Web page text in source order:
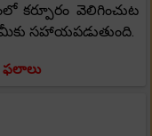
వెలిగించుట
సహాయపడుతుంది.